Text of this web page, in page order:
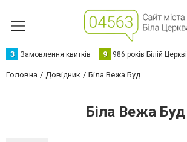
З Замовлення квитків 9 986 років Білій Церкві
Головна Довідник Біла Вежа Буд
Біла Вежа Буд